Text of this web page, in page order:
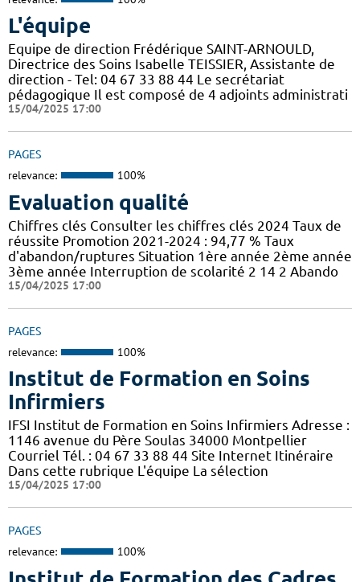
L'équipe
Equipe de direction Frédérique SAINT-ARNOULD,
Directrice des Soins Isabelle TEISSIER, Assistante de
direction - Tel: 04 67 33 88 44 Le secrétariat
pédagogique Il est composé de 4 adjoints administrati
15/04/2025 17:00
PAGES
relevance: 100%
Evaluation qualité
Chiffres clés Consulter les chiffres clés 2024 Taux de
réussite Promotion 2021-2024 : 94,77 % Taux
d'abandon/ruptures Situation 1ère année 2ème année
3ème année Interruption de scolarité 2 14 2 Abando
15/04/2025 17:00
PAGES
relevance: 100%
Institut de Formation en Soins
Infirmiers
IFSI Institut de Formation en Soins Infirmiers Adresse :
1146 avenue du Père Soulas 34000 Montpellier
Courriel Tél. : 04 67 33 88 44 Site Internet Itinéraire
Dans cette rubrique L'équipe La sélection
15/04/2025 17:00
PAGES
relevance: 100%